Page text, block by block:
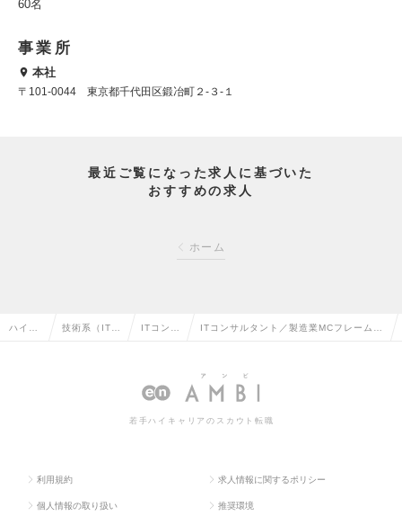
60名
事業所
本社
〒101-0044 東京都千代田区鍛冶町２‐３‐１
最近ご覧になった求人に基づいた
おすすめの求人
ホーム
ハイク 技術系（IT・ ITコンサ
の転職
ITコンサルタント／製造業MCフレームの
アメンバー募集）の求人情報
若手ハイキャリアのスカウト転職
利用規約 求人情報に関するポリシー
個人情報の取り扱い 推奨環境